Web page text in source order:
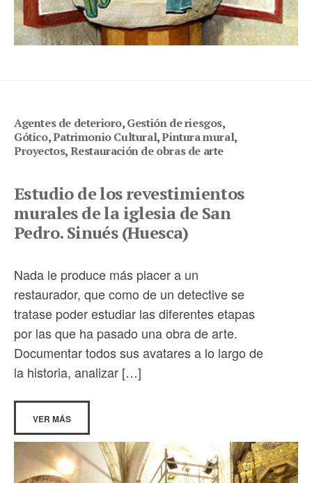
Agentes de deterioro,Gestión de riesgos,
Gótico,Patrimonio Cultural,Pintura mural,
Proyectos,Restauración de obras de arte
Estudio de los revestimientos
murales de la iglesia de San
Pedro. Sinués (Huesca)
Nada le produce más placer a un
restaurador, que como de un detective se
tratase poder estudiar las diferentes etapas
por las que ha pasado una obra de arte.
Documentar todos sus avatares a lo largo de
la historia, analizar […]
VER MÁS